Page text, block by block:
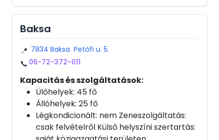
Baksa
📍 7834 Baksa Petőfi u. 5.
📞 06-72-372-011
Kapacitás és szolgáltatások:
Ülőhelyek: 45 fő
Állóhelyek: 25 fő
Légkondicionált: nem Zeneszolgáltatás:
csak felvételről Külső helyszíni szertartás: